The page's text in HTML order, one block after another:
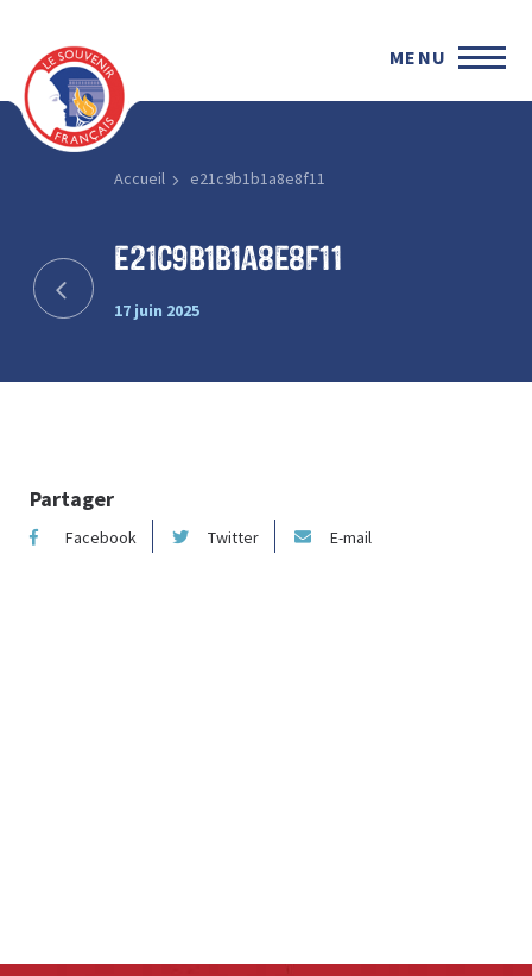
MENU
Accueil e21c9b1b1a8e8f11
e21c9b1b1a8e8f11
17 juin 2025
Partager
Facebook Twitter E-mail